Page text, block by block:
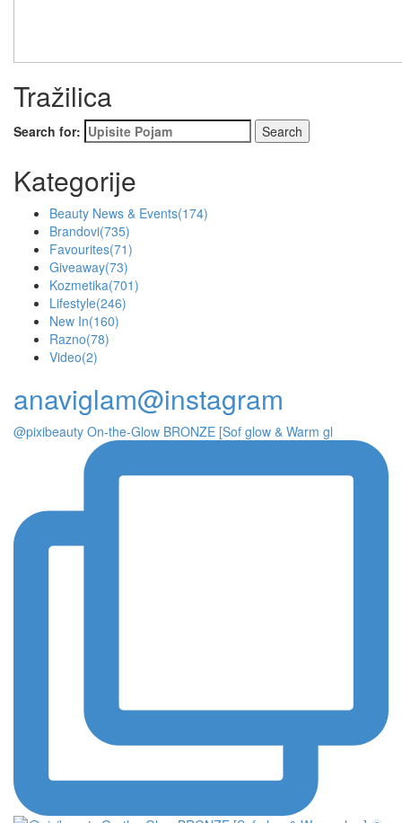
Tražilica
Search for:
Kategorije
Beauty News & Events(174)
Brandovi(735)
Favourites(71)
Giveaway(73)
Kozmetika(701)
Lifestyle(246)
New In(160)
Razno(78)
Video(2)
anaviglam@instagram
@pixibeauty On-the-Glow BRONZE [Sof glow & Warm gl